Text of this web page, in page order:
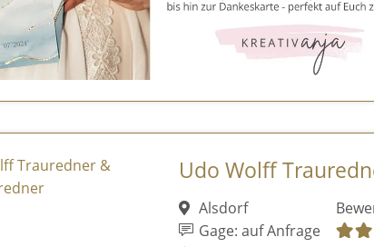
Udo Wolff
Alsdorf
Gage: auf Anfrage